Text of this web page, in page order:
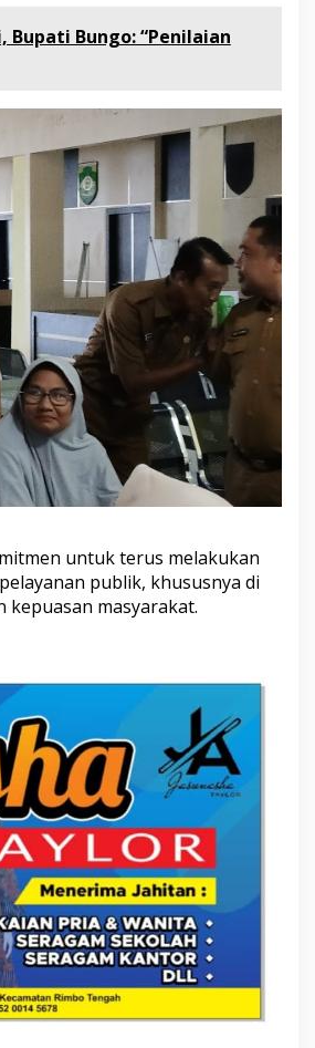
Bupati Bungo: “Penilaian
untuk terus melakukan
publik, khususnya di
kepuasan masyarakat.